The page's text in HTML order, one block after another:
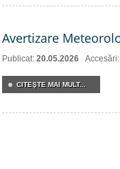
Avertizare
Publicat: 20.05.2026
CITEŞTE MAI MULT...